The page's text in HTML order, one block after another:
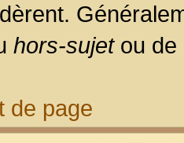
hors-sujetou de
de page